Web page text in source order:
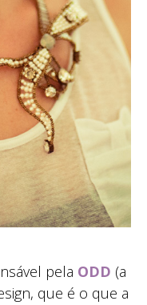
pela ODD (a
que é o que a